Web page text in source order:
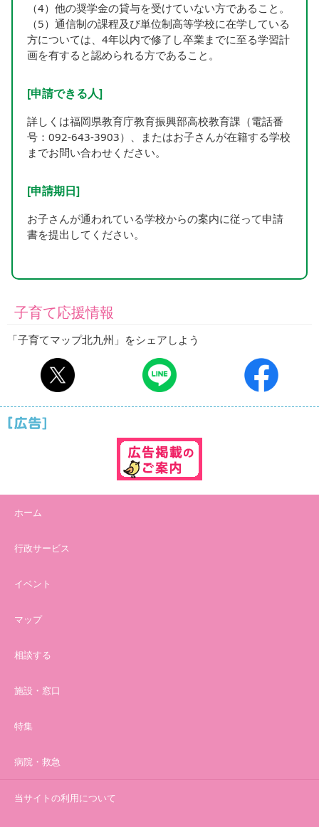
（4）他の奨学金の貸与を受けていない方であること。
（5）通信制の課程及び単位制高等学校に在学している
方については、4年以内で修了し卒業までに至る学習計
画を有すると認められる方であること。
[申請できる人]
詳しくは福岡県教育庁教育振興部高校教育課（電話番
号：092-643-3903）、またはお子さんが在籍する学校
までお問い合わせください。
[申請期日]
お子さんが通われている学校からの案内に従って申請
書を提出してください。
子育て応援情報
「子育てマップ北九州」をシェアしよう
ホーム
行政サービス
イベント
マップ
相談する
施設・窓口
特集
病院・救急
当サイトの利用について